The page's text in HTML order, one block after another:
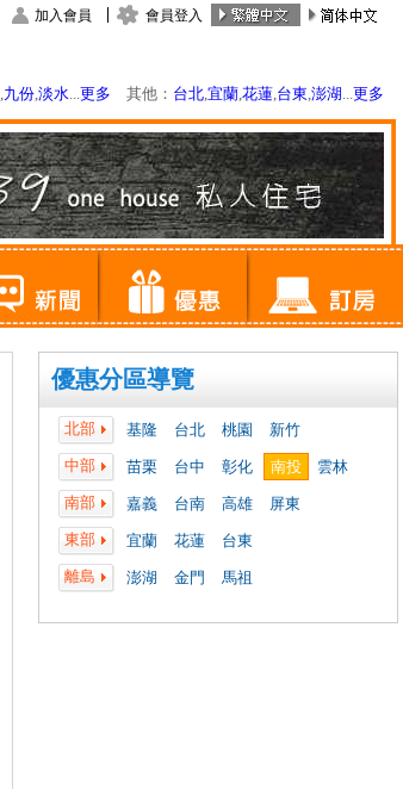
加入會員 會員登入
,九份,淡水...更多 其他： 台北,宜蘭,花蓮,台東,澎湖...更多
優惠分區導覽
北部 基隆 台北 桃園
新竹
中部
苗栗 台中 彰化 南投
雲林
南部
嘉義 台南 高雄
屏東
東部
宜蘭 花蓮
台東
離島
澎湖 金門 馬祖